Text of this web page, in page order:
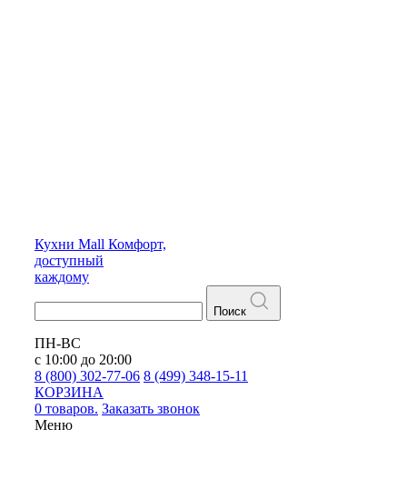
Кухни Mall Комфорт,
доступный
каждому
Поиск
ПН-ВС
с 10:00 до 20:00
8 (800) 302-77-06 8 (499) 348-15-11
КОРЗИНА
0 товаров. Заказать звонок
Меню